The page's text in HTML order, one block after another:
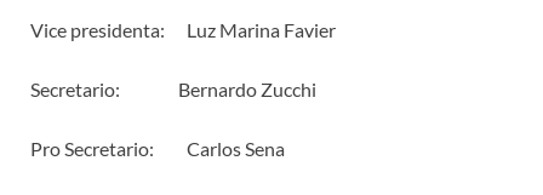
Vice presidenta: Luz Marina Favier
Secretario: Bernardo Zucchi
Pro Secretario: Carlos Sena